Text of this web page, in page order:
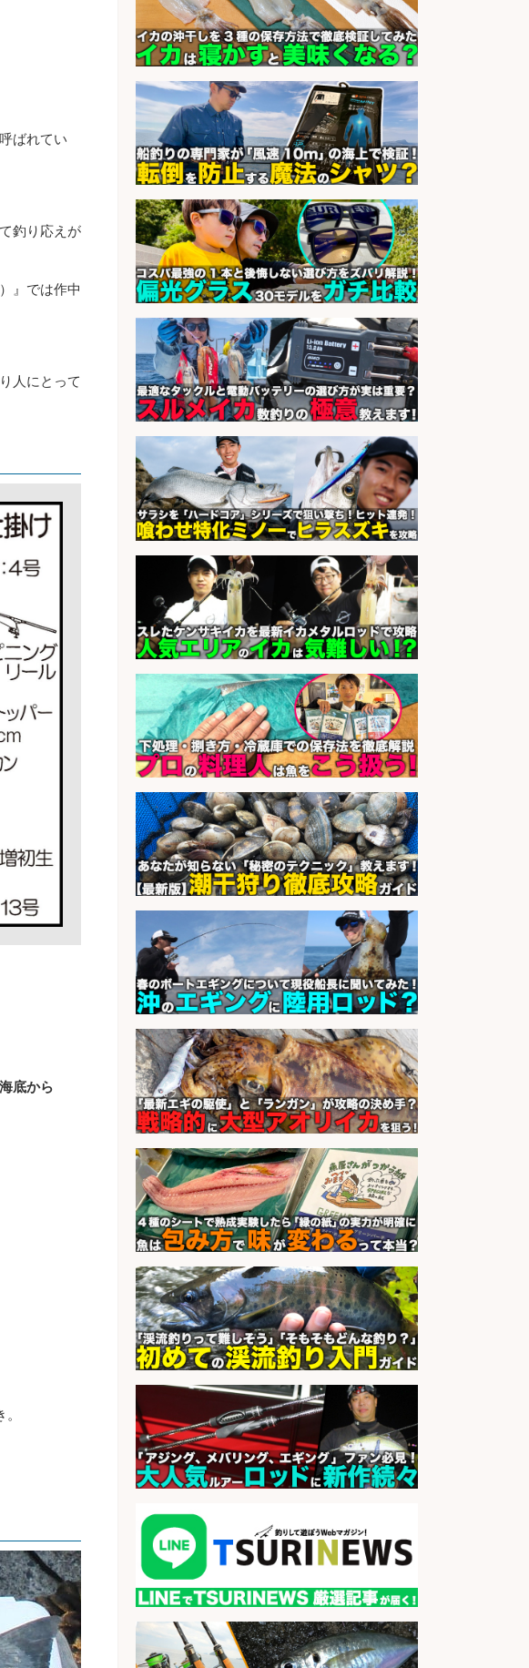
ばれてい
釣り応えが
』では作中
人にとって
海底から
会社名 株式会社ホットスタッフ鹿児島
sponsored by 求人ボックス
日払いOKで即日収入/製造スタッフ/
「堺市堺区」「時給1,600円」日払
いOK・入社祝金10万円/堺市堺区の
工場で自転車部品や釣り具の組立/
未経験歓迎/土日祝休みで年間休日
126日
会社名
パーソルファクトリーパートナ
ーズ株式会社
sponsored by 求人ボックス
日払いOKで即日収入/ライン作業員/
「堺市堺区」 未経験歓迎/入社祝金
10万円/堺市堺区の工場で自転車部
品や釣り具の組立/日払いOK&土日
祝休みで年間休日126日
会社名
パーソルファクトリーパートナ
ーズ株式会社
sponsored by 求人ボックス
仕分け・シール貼り/釣り具などの
出荷作業/兵庫県/神戸市北区
会社名 UTエージェント株式会社
sponsored by 求人ボックス
さらに求人情報を見る